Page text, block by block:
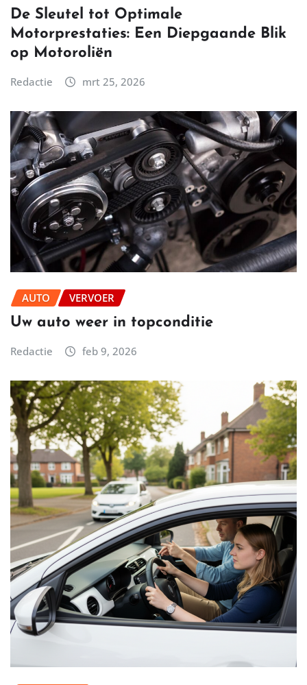
De Sleutel tot Optimale
Motorprestaties: Een Diepgaande Blik
op Motoroliën
Redactie mrt 25, 2026
AUTO VERVOER
Uw auto weer in topconditie
Redactie feb 9, 2026